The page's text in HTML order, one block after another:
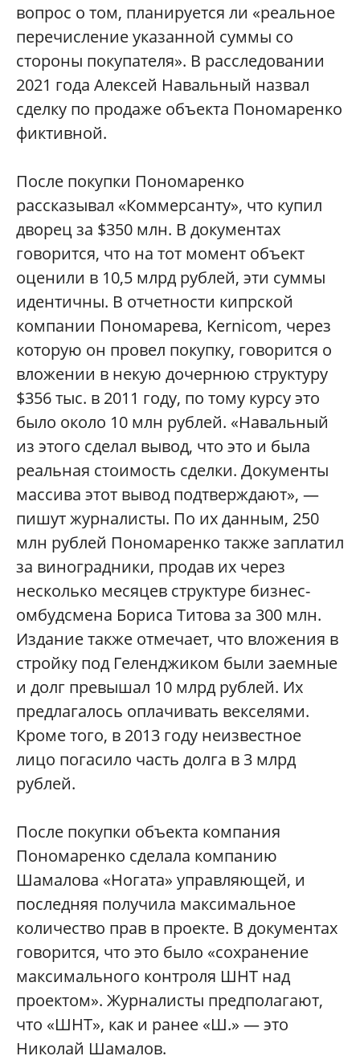
вопрос о том, планируется ли «реальное
перечисление указанной суммы со
стороны покупателя». В расследовании
2021 года Алексей Навальный назвал
сделку по продаже объекта Пономаренко
фиктивной.
После покупки Пономаренко
рассказывал «Коммерсанту», что купил
дворец за $350 млн. В документах
говорится, что на тот момент объект
оценили в 10,5 млрд рублей, эти суммы
идентичны. В отчетности кипрской
компании Пономарева, Kernicom, через
которую он провел покупку, говорится о
вложении в некую дочернюю структуру
$356 тыс. в 2011 году, по тому курсу это
было около 10 млн рублей. «Навальный
из этого сделал вывод, что это и была
реальная стоимость сделки. Документы
массива этот вывод подтверждают», —
пишут журналисты. По их данным, 250
млн рублей Пономаренко также заплатил
за виноградники, продав их через
несколько месяцев структуре бизнес-
омбудсмена Бориса Титова за 300 млн.
Издание также отмечает, что вложения в
стройку под Геленджиком были заемные
и долг превышал 10 млрд рублей. Их
предлагалось оплачивать векселями.
Кроме того, в 2013 году неизвестное
лицо погасило часть долга в 3 млрд
рублей.
После покупки объекта компания
Пономаренко сделала компанию
Шамалова «Ногата» управляющей, и
последняя получила максимальное
количество прав в проекте. В документах
говорится, что это было «сохранение
максимального контроля ШНТ над
проектом». Журналисты предполагают,
что «ШНТ», как и ранее «Ш.» — это
Николай Шамалов.